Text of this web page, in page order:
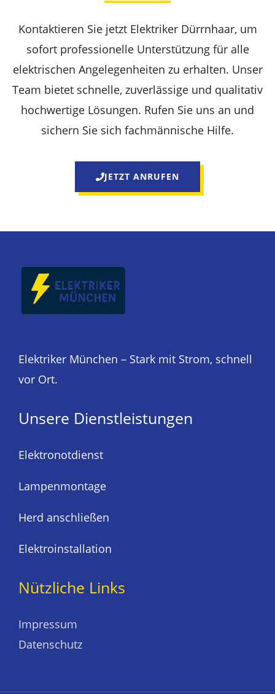
Kontaktieren Sie jetzt Elektriker Dürrnhaar, um
sofort professionelle Unterstützung für alle
elektrischen Angelegenheiten zu erhalten. Unser
Team bietet schnelle, zuverlässige und qualitativ
hochwertige Lösungen. Rufen Sie uns an und
sichern Sie sich fachmännische Hilfe.
JETZT ANRUFEN
Elektriker München – Stark mit Strom, schnell
vor Ort.
Unsere Dienstleistungen
Elektronotdienst
Lampenmontage
Herd anschließen
Elektroinstallation
Nützliche Links
Impressum
Datenschutz